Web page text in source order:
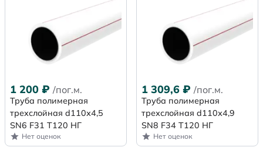
1 200 ₽ /пог.м.
Труба полимерная
трехслойная d110х4,5
SN6 F31 Т120 НГ
Нет оценок
1 309,6 ₽ /пог.м.
Труба полимерная
трехслойная d110х4,9
SN8 F34 Т120 НГ
Нет оценок